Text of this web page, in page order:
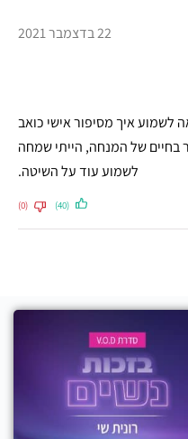
22 בדצמבר 2021
לשמוע איך מסיפור אישי כואב
בחיים של המנחה, הייתי שמחה
לשמוע עוד על השיטה.
(40)
(0)